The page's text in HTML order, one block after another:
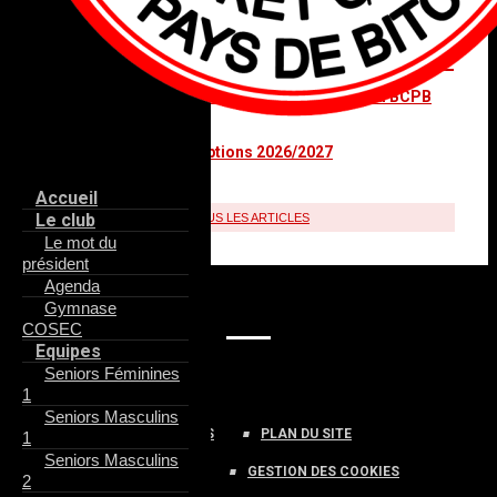
Accueil
Le club
Le mot du
président
Agenda
Gymnase
COSEC
Equipes
Seniors Féminines
1
Seniors Masculins
1
Seniors Masculins
2
FIL INFO
Inscriptions aux stages Elite Basket Camp au BCPB
Ouverture des inscriptions 2026/2027
TOUS LES ARTICLES
RÉSEAUX SOCIAUX
PROTECTION DES DONNÉES PLAN DU SITE
MENTIONS LÉGALES GESTION DES COOKIES